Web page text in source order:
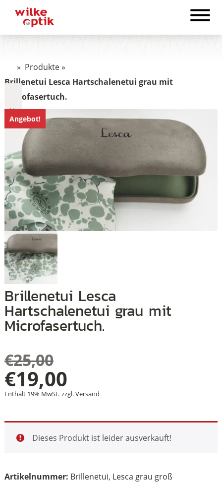
» Produkte»
Brillenetui Lesca Hartschalenetui grau mit
Microfasertuch.
Angebot!
Brillenetui Lesca
Hartschalenetui grau mit
Microfasertuch.
€25,00
Ursprünglicher
Preis
war:
€25,00
€19,00
Aktueller
Preis
ist:
€19,00.
Enthält 19% MwSt. zzgl.Versand
Dieses Produkt ist leider ausverkauft!
Artikelnummer: Brillenetui, Lesca grau groß
€118
118
+
+
+